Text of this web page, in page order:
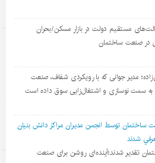
مستقیم دولت در بازار مسکن/بحران
در صنعت ساختمان
مدیر جوانی که با رویکردی شفاف، صنعت
به سمت نوسازی و اشتغال‌زایی سوق داده است
ساختمان توسط انجمن مديران مراكز دانش بنيان
شدند
تقدیر شدند؛آینده‌ای روشن برای صنعت